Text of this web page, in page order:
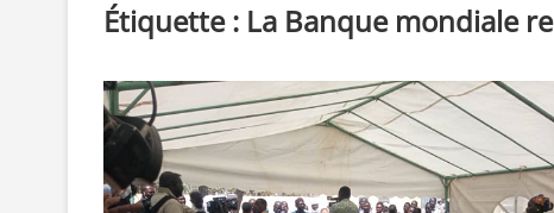
Étiquette : La Banque mondiale